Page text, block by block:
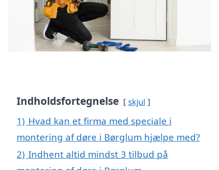
Indholdsfortegnelse skjul
1) Hvad kan et firma med speciale i
montering af døre i Børglum hjælpe med?
2) Indhent altid mindst 3 tilbud på